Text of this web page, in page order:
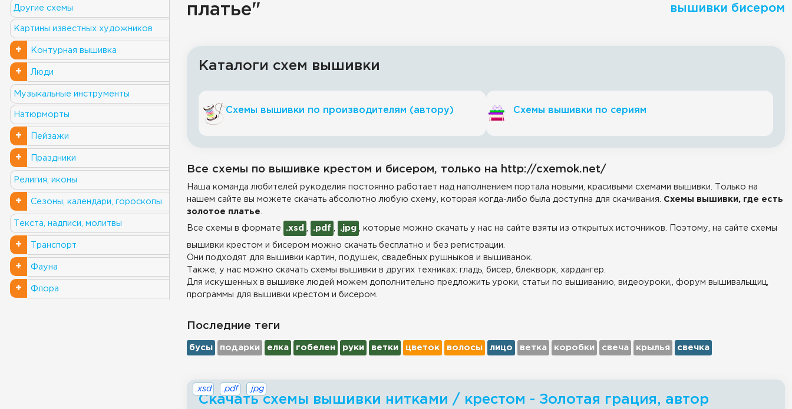
Другие схемы
Картины известных художников
+ Контурная вышивка
+ Люди
Музыкальные инструменты
Натюрморты
+ Пейзажи
+ Праздники
Религия, иконы
+ Сезоны, календари, гороскопы
Текста, надписи, молитвы
+ Транспорт
+ Фауна
+ Флора
платье"
вышивки бисером
Каталоги схем вышивки
Схемы вышивки по производителям (автору) Схемы вышивки по сериям
Все схемы по вышивке крестом и бисером, только на http://cxemok.net/
Наша команда любителей рукоделия постоянно работает над наполнением портала новыми, красивыми схемами вышивки. Только на
нашем сайте вы можете скачать абсолютно любую схему, которая когда-либо была доступна для скачивания. Схемы вышивки, где есть
золотое платье
Все схемы в формате .xsd .pdf .jpg , которые можно скачать у нас на сайте взяты из открытых источников. Поэтому, на сайте схемы
вышивки крестом и бисером можно скачать бесплатно и без регистрации.
Они подходят для вышивки картин, подушек, свадебных рушныков и вышиванок.
Также, у нас можно скачать схемы вышивки в других техниках: гладь, бисер, блекворк, хардангер.
Для искушенных в вышивке людей можем дополнительно предложить уроки, статьи по вышиванию, видеоуроки,, форум вышивальщиц,
программы для вышивки крестом и бисером.
Последние теги
бусы подарки елка гобелен руки ветки цветок волосы лицо ветка коробки свеча крылья свечка
Скачать схемы вышивки нитками / крестом - Золотая грация, автор
.xsd .pdf .jpg